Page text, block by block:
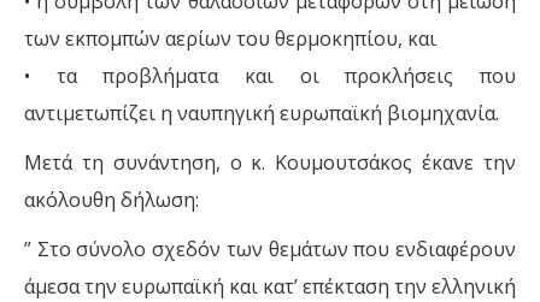
των εκπομπών αερίων του θερμοκηπίου, και
• τα προβλήματα και οι προκλήσεις που
αντιμετωπίζει η ναυπηγική ευρωπαϊκή βιομηχανία.
Μετά τη συνάντηση, ο κ. Κουμουτσάκος έκανε την
ακόλουθη δήλωση:
” Στο σύνολο σχεδόν των θεμάτων που ενδιαφέρουν
άμεσα την ευρωπαϊκή και κατ’ επέκταση την ελληνική